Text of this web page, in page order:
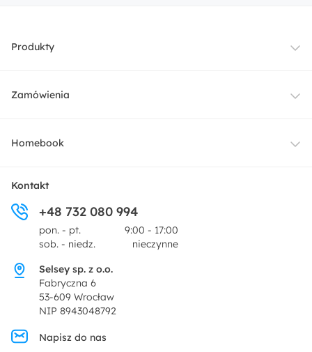
Produkty
Meble
Dekoracje i akcesoria
Promocje
Zamówienia
Dostawa
Zwroty
Pytania i odpowiedzi
Homebook
O nas
Centrum prasowe
Regulamin
Polityka prywatności
Kontakt
+48 732 080 994
pon. - pt.
9:00 - 17:00
sob. - niedz.
nieczynne
Selsey sp. z o.o.
Fabryczna 6
53-609 Wrocław
NIP 8943048792
Napisz do nas